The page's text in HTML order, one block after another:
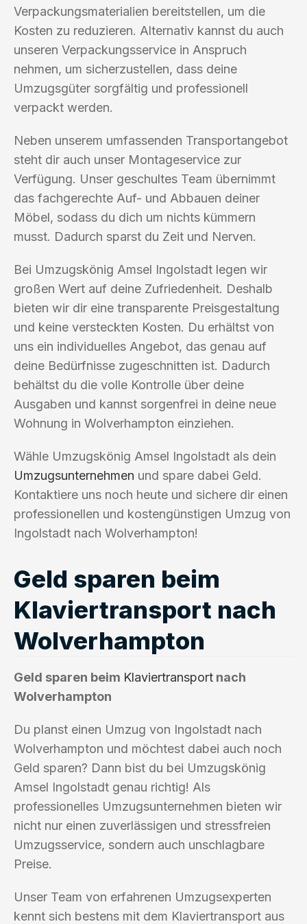
Verpackungsmaterialien bereitstellen, um die
Kosten zu reduzieren. Alternativ kannst du auch
unseren Verpackungsservice in Anspruch
nehmen, um sicherzustellen, dass deine
Umzugsgüter sorgfältig und professionell
verpackt werden.
Neben unserem umfassenden Transportangebot
steht dir auch unser Montageservice zur
Verfügung. Unser geschultes Team übernimmt
das fachgerechte Auf- und Abbauen deiner
Möbel, sodass du dich um nichts kümmern
musst. Dadurch sparst du Zeit und Nerven.
Bei Umzugskönig Amsel Ingolstadt legen wir
großen Wert auf deine Zufriedenheit. Deshalb
bieten wir dir eine transparente Preisgestaltung
und keine versteckten Kosten. Du erhältst von
uns ein individuelles Angebot, das genau auf
deine Bedürfnisse zugeschnitten ist. Dadurch
behältst du die volle Kontrolle über deine
Ausgaben und kannst sorgenfrei in deine neue
Wohnung in Wolverhampton einziehen.
Wähle Umzugskönig Amsel Ingolstadt als dein
Umzugsunternehmen und spare dabei Geld.
Kontaktiere uns noch heute und sichere dir einen
professionellen und kostengünstigen Umzug von
Ingolstadt nach Wolverhampton!
Geld sparen beim
Klaviertransport nach
Wolverhampton
Geld sparen beim Klaviertransport nach
Wolverhampton
Du planst einen Umzug von Ingolstadt nach
Wolverhampton und möchtest dabei auch noch
Geld sparen? Dann bist du bei Umzugskönig
Amsel Ingolstadt genau richtig! Als
professionelles Umzugsunternehmen bieten wir
nicht nur einen zuverlässigen und stressfreien
Umzugsservice, sondern auch unschlagbare
Preise.
Unser Team von erfahrenen Umzugsexperten
kennt sich bestens mit dem Klaviertransport aus